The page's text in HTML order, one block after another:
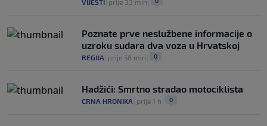
VIJESTI prije 33 min
Poznate prve neslužbene informacije o
uzroku sudara dva voza u Hrvatskoj
REGIJA prije 58 min 0
Hadžići: Smrtno stradao motociklista
CRNA HRONIKA prije 1 h 0